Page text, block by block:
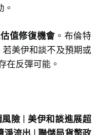
值修復機會 。布倫特
美伊和談不及預期或
在反彈可能。
險 | 美伊和談進展超